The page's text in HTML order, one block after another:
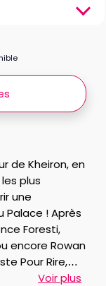
de Kheiron, en
plus
une
! Après
Foresti,
encore Rowan
Pour Rire,
entier, vous
Voir plus